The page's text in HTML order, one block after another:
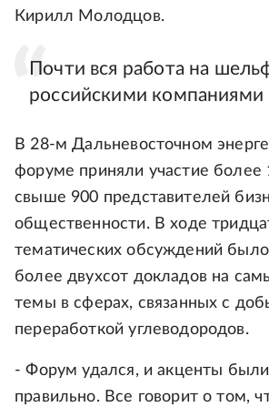
Кирилл Молодцов.
Почти вся работа на
российскими компаниями
В 28-м Дальневосточном
форуме приняли участие более
свыше 900 представителей
общественности. В ходе
тематических обсуждений
более двухсот докладов на
темы в сферах, связанных с
переработкой углеводородов.
- Форум удался, и акценты
правильно. Все говорит о том,